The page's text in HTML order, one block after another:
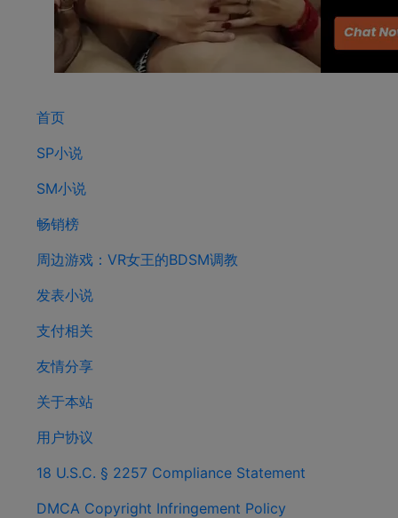
首页
SP小说
SM小说
畅销榜
周边游戏：VR女王的BDSM调教
发表小说
支付相关
友情分享
关于本站
用户协议
18 U.S.C. § 2257 Compliance Statement
DMCA Copyright Infringement Policy